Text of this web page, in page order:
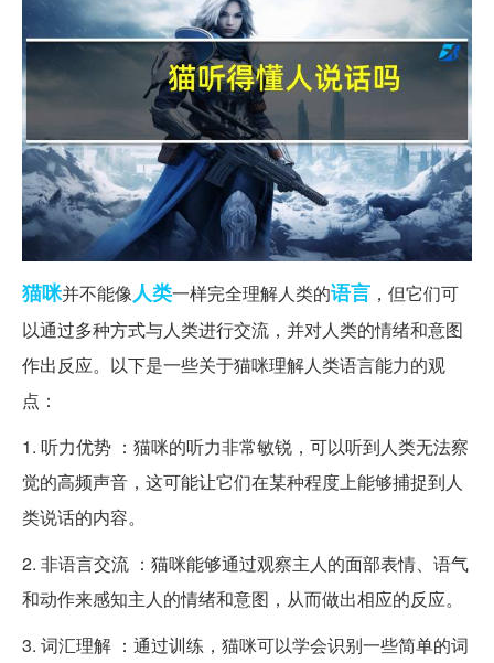
猫咪并不能像人类一样完全理解人类的语言 ，但它们可
以通过多种方式与人类进行交流，并对人类的情绪和意图
作出反应。以下是一些关于猫咪理解人类语言能力的观
点：
1. 听力优势 ：猫咪的听力非常敏锐，可以听到人类无法察
觉的高频声音，这可能让它们在某种程度上能够捕捉到人
类说话的内容。
2. 非语言交流 ：猫咪能够通过观察主人的面部表情、语气
和动作来感知主人的情绪和意图，从而做出相应的反应。
3. 词汇理解 ：通过训练，猫咪可以学会识别一些简单的词